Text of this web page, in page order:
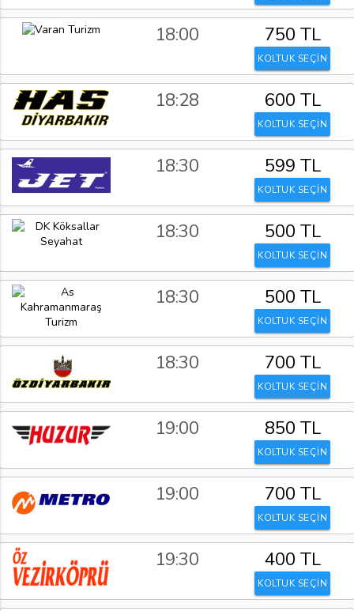
18:00 750 TL
KOLTUK SEÇİN
18:28 600 TL
KOLTUK SEÇİN
18:30 599 TL
KOLTUK SEÇİN
18:30 500 TL
KOLTUK SEÇİN
18:30 500 TL
KOLTUK SEÇİN
18:30 700 TL
KOLTUK SEÇİN
19:00 850 TL
KOLTUK SEÇİN
19:00 700 TL
KOLTUK SEÇİN
19:30 400 TL
KOLTUK SEÇİN